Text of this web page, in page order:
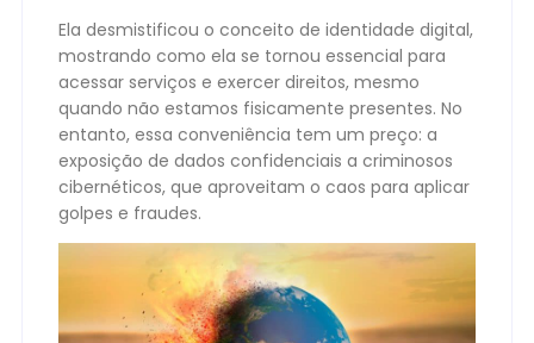
Ela desmistificou o conceito de identidade digital,
mostrando como ela se tornou essencial para
acessar serviços e exercer direitos, mesmo
quando não estamos fisicamente presentes. No
entanto, essa conveniência tem um preço: a
exposição de dados confidenciais a criminosos
cibernéticos, que aproveitam o caos para aplicar
golpes e fraudes.